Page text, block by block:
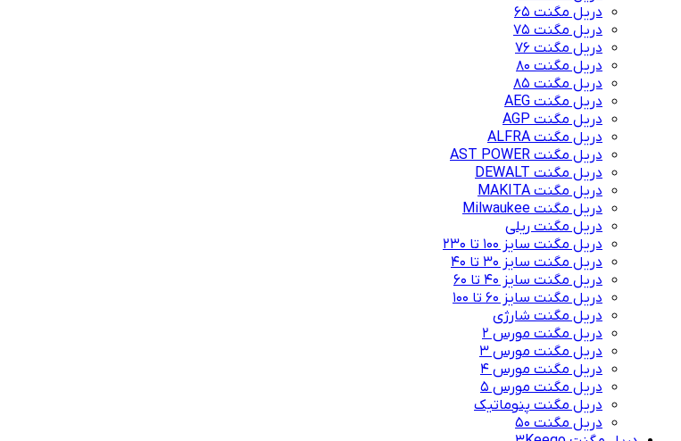
دریل مگنت 65
دریل مگنت 75
دریل مگنت 76
دریل مگنت 80
دریل مگنت 85
دریل مگنت AEG
دریل مگنت AGP
دریل مگنت ALFRA
دریل مگنت AST POWER
دریل مگنت DEWALT
دریل مگنت MAKITA
دریل مگنت Milwaukee
دریل مگنت ریلی
دریل مگنت سایز 100 تا 230
دریل مگنت سایز 30 تا 40
دریل مگنت سایز 40 تا 60
دریل مگنت سایز 60 تا 100
دریل مگنت شارژی
دریل مگنت مورس 2
دریل مگنت مورس 3
دریل مگنت مورس 4
دریل مگنت مورس 5
دریل مگنت پنوماتیک
دریل مگنت ۵۰